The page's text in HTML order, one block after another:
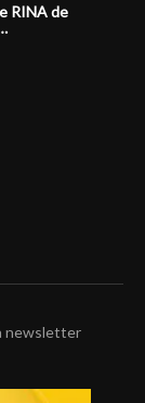
RINA de
newsletter